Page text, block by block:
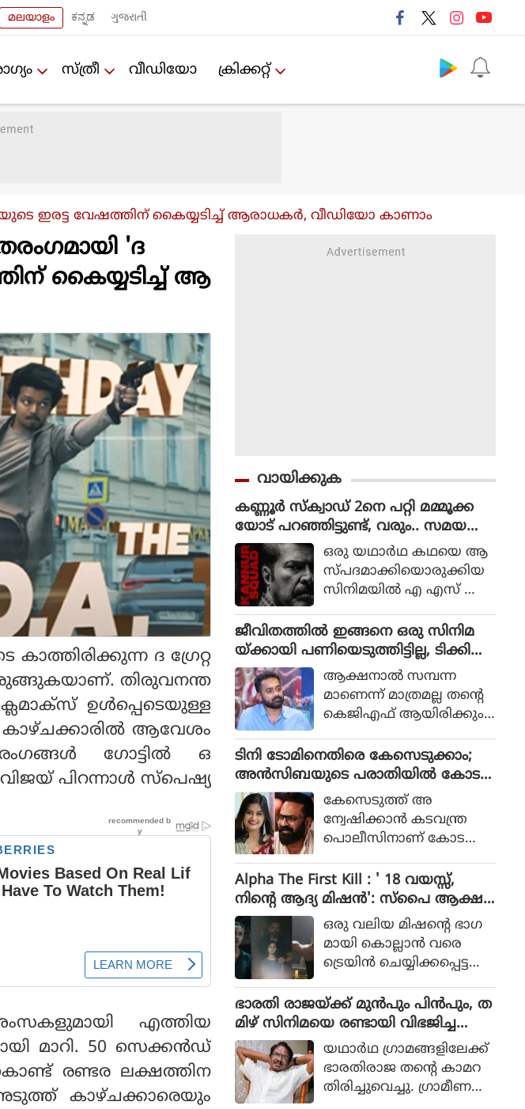
മലയാളം ಕನ್ನಡ ગુજરાતી
സ്ത്രീ വീഡിയോ ക്രിക്കറ്റ്‌
ഇരട്ട വേഷത്തിന് കൈയ്യടിച്ച് ആരാധകര്‍, വീഡിയോ കാണാം
'ദ
കൈയ്യടിച്ച് ആ
ദ ഗ്രേറ്റ
തിരുവനന്ത
ഉള്‍പ്പെടെയുള്ള
ആവേശം
ഗോട്ടില്‍ ഒ
വിജയ് പിറന്നാള്‍ സ്‌പെഷ്യ
എത്തിയ
മാറി. 50 സെക്കന്‍ഡ്
രണ്ടര ലക്ഷത്തിന
കാഴ്ചക്കാരെയും
വായിക്കുക
കണ്ണൂർ സ്ക്വാഡ് 2നെ പറ്റി മമ്മൂക്ക
യോട് പറഞ്ഞിട്ടുണ്ട്, വരും.. സമയ
മെടുക്കും : റോണി ഡേവിഡ്
ഒരു യഥാര്‍ഥ കഥയെ ആ
സ്പദമാക്കിയൊരുക്കിയ
സിനിമയില്‍ എ എസ് ഐ
ഥാപാത്രമായാണ് മമ്മൂട്ടി
എത്തിയത്. ഒരു കുറ്റ
വാളിയെ പിടികൂടാനായി ഉ
ത്തരേന്ത്യന്‍ സംസ്ഥാനങ്ങ
ളിലേക്ക് യാത്ര തിരിക്കുന്ന
പോലീസ് സംഘത്തിന്റെ ക
ഥയായിരുന്നു 2023ല്‍ പുറ
ത്തിറങ്ങിയ സിനിമ പറ
ഞ്ഞത്.
ജീവിതത്തിൽ ഇങ്ങനെ ഒരു സിനിമ
യ്ക്കായി പണിയെടുത്തിട്ടില്ല, ടിക്കി
ടാക്കയെ പറ്റി ആസിഫ് അലി
ആക്ഷനാല്‍ സമ്പന്ന
മാണെന്ന് മാത്രമല്ല തന്റെ
കെജിഎഫ് ആയിരിക്കും
അലിയുടെ തുറന്നുപറയ
ലും ഒപ്പം വി എസ്
രോഹിത്- ആസിഫ് അലി
കൂട്ടുക്കെട്ടിലുള്ള വിശ്വാസ
വും സിനിമയ്ക്ക് വലിയ
ഹൈപ്പ് നല്‍കിയിട്ടുണ്ട്.
ടിനി ടോമിനെതിരെ കേസെടുക്കാം;
അൻസിബയുടെ പരാതിയിൽ കോട
തി നിർദേശം കേസെടുത്ത് അ
ന്വേഷിക്കാൻ കടവന്ത്ര
പൊലീസിനാണ് കോട
Alpha The First Kill : ' 18 വയസ്സ്,
നിന്റെ ആദ്യ മിഷന്‍': സ്‌പൈ ആക്ഷ
ന്‍ ചിത്രത്തില്‍ നായികയായി ആലിയ,
ആല്‍ഫ ടീസര്‍ പുറത്ത്
ഒരു വലിയ മിഷന്റെ ഭാഗ
മായി കൊല്ലാന്‍ വരെ
ട്രെയിന്‍ ചെയ്യിക്കപ്പെട്ട
ലിയ സിനിമയിലെത്തുന്ന
ത്.
ഭാരതി രാജയ്ക്ക് മുൻപും പിൻപും, ത
മിഴ് സിനിമയെ രണ്ടായി വിഭജിച്ച
സംവിധായകൻ, ഭാരതി രാജ വിട പറ
യുമ്പോൾ
യഥാര്‍ഥ ഗ്രാമങ്ങളിലേക്ക്
ഭാരതിരാജ തന്റെ കാമറ
തിരിച്ചുവെച്ചു. ഗ്രാമീണ